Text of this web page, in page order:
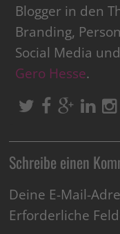
Blogger in den
Branding,
Social Media
Gero Hesse.
Schreibe einen
Deine E-Mail-
Erforderliche